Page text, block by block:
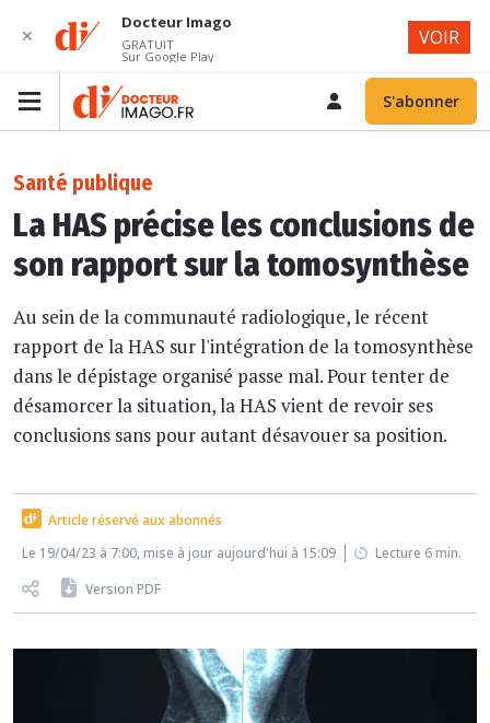
S'abonner
Santé publique
La HAS précise les conclusions de
son rapport sur la tomosynthèse
Au sein de la communauté radiologique, le récent
rapport de la HAS sur l'intégration de la tomosynthèse
dans le dépistage organisé passe mal. Pour tenter de
désamorcer la situation, la HAS vient de revoir ses
conclusions sans pour autant désavouer sa position.
Article réservé aux abonnés
Le 19/04/23 à 7:00, mise à jour aujourd'hui à 15:09
Lecture 6 min.
Version PDF
✕
Docteur Imago
GRATUIT
Sur Google Play
VOIR